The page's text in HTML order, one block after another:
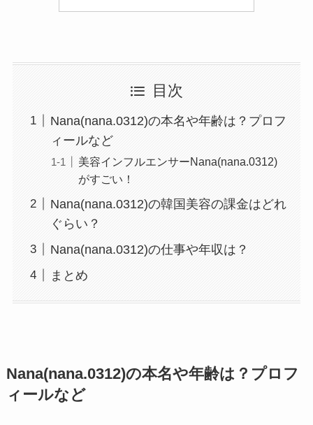
目次
Nana(nana.0312)の本名や年齢は？プロフ
ィールなど
美容インフルエンサーNana(nana.0312)
がすごい！
Nana(nana.0312)の韓国美容の課金はどれ
ぐらい？
Nana(nana.0312)の仕事や年収は？
まとめ
Nana(nana.0312)の本名や年齢は？プロフ
ィールなど